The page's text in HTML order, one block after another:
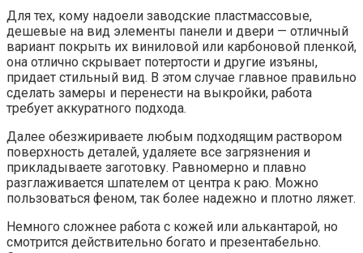
Для тех, кому надоели заводские пластмассовые,
дешевые на вид элементы панели и двери — отличный
вариант покрыть их виниловой или карбоновой пленкой,
она отлично скрывает потертости и другие изъяны,
придает стильный вид. В этом случае главное правильно
сделать замеры и перенести на выкройки, работа
требует аккуратного подхода.
Далее обезжириваете любым подходящим раствором
поверхность деталей, удаляете все загрязнения и
прикладываете заготовку. Равномерно и плавно
разглаживается шпателем от центра к раю. Можно
пользоваться феном, так более надежно и плотно ляжет.
Немного сложнее работа с кожей или алькантарой, но
смотрится действительно богато и презентабельно.